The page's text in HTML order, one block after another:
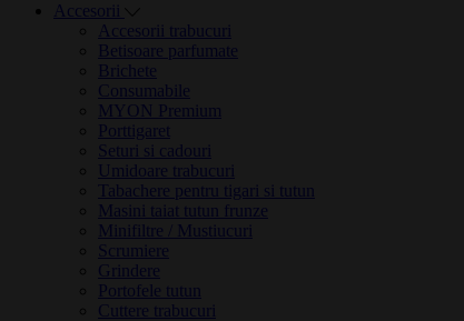
Accesorii
Accesorii trabucuri
Betisoare parfumate
Brichete
Consumabile
MYON Premium
Porttigaret
Seturi si cadouri
Umidoare trabucuri
Tabachere pentru tigari si tutun
Masini taiat tutun frunze
Minifiltre / Mustiucuri
Scrumiere
Grindere
Portofele tutun
Cuttere trabucuri